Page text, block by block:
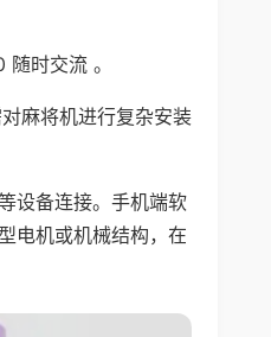
时交流 。
麻将机进行复杂安装
设备连接。手机端软
电机或机械结构，在